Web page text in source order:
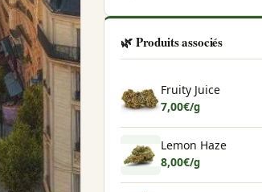
🌿 Produits associés
Fruity Juice
7,00€/g
Lemon Haze
8,00€/g